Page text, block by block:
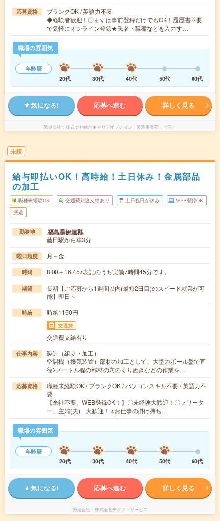
応募資格
ブランクOK / 英語力不要
◆経験者歓迎！〇まずは事前登録だけでもOK！履歴書不要
で気軽にオンライン登録★氏名・職種などを入力す…
職場の雰囲気
年齢層
20代
30代 40代 50代 60代
気になる! 応募へ進む 詳しく見る
派遣会社 株式会社綜合キャリアオプション 製造事業部（全国）
未読
給与即払いOK！高時給！土日休み！金属部品
の加工
職種未経験OK 交通費別途支給あり 土日祝日が休み WEB登録OK
派遣
勤務地 福島県伊達郡
藤田駅から車3分
曜日頻度 月～金
時間 8:00～16:45※表記のうち実働7時間45分です。
期間
長期【ご応募から1週間以内(最短2日目)のスピード就業が可
能】即日～
時給 時給1150円
交通費
交通費支給有り
仕事内容
製造（組立・加工）
空調機（換気装置）部材の加工として、大型のボール盤で直
径2メートル程の部材の穴のくりぬきなどの作業を…
応募資格
職種未経験OK / ブランクOK / パソコンスキル不要 / 英語力不
要
【来社不要、WEB登録OK！】〇未経験大歓迎！〇フリータ
ー、主婦(夫) 大歓迎！ ※お仕事の掛け持ち…
職場の雰囲気
年齢層
20代
30代 40代 50代 60代
気になる! 応募へ進む 詳しく見る
派遣会社 株式会社テクノ・サービス